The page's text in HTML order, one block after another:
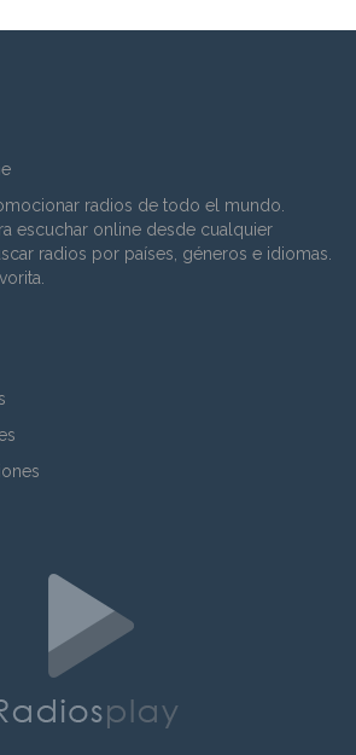
radios de todo el mundo.
escuchar online desde cualquier
radios por países, géneros e idiomas.